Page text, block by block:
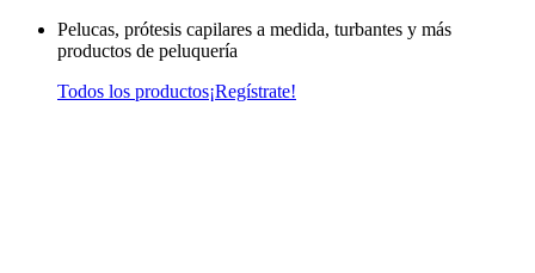
Pelucas, prótesis capilares a medida, turbantes y más
productos de peluquería
Todos los productos¡Regístrate!